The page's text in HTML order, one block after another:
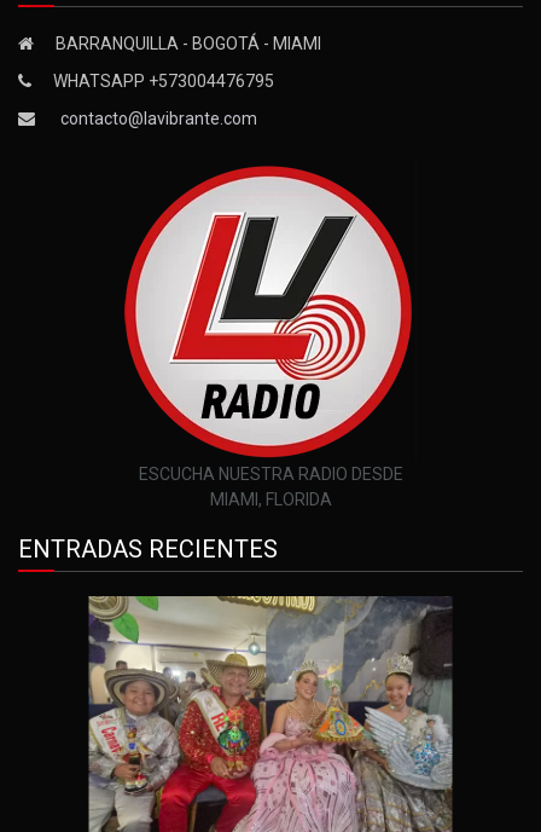
BARRANQUILLA - BOGOTÁ - MIAMI
WHATSAPP +573004476795
contacto@lavibrante.com
ESCUCHA NUESTRA RADIO DESDE
MIAMI, FLORIDA
ENTRADAS RECIENTES